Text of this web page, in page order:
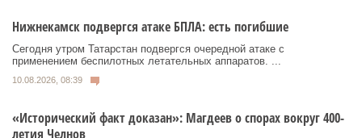
Нижнекамск подвергся атаке БПЛА: есть погибшие
Сегодня утром Татарстан подвергся очередной атаке с
применением беспилотных летательных аппаратов. ...
10.08.2026, 08:39
«Исторический факт доказан»: Магдеев о спорах вокруг 400-
летия Челнов